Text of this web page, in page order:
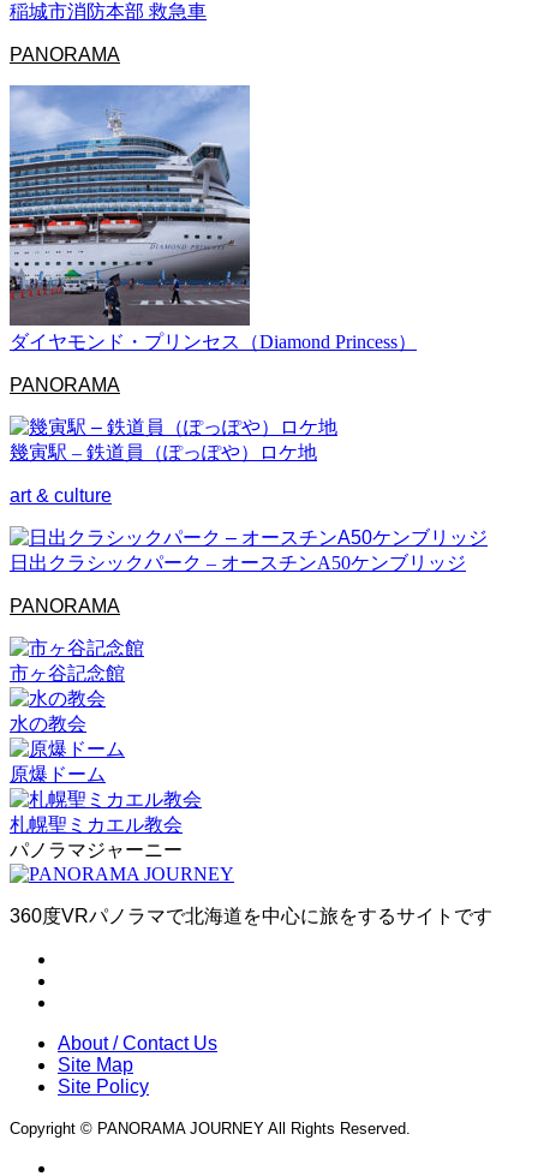
稲城市消防本部 救急車
PANORAMA
ダイヤモンド・プリンセス（Diamond Princess）
PANORAMA
幾寅駅 – 鉄道員（ぽっぽや）ロケ地
art & culture
日出クラシックパーク – オースチンA50ケンブリッジ
PANORAMA
市ヶ谷記念館
水の教会
原爆ドーム
札幌聖ミカエル教会
パノラマジャーニー
360度VRパノラマで北海道を中心に旅をするサイトです
About / Contact Us
Site Map
Site Policy
Copyright © PANORAMA JOURNEY All Rights Reserved.